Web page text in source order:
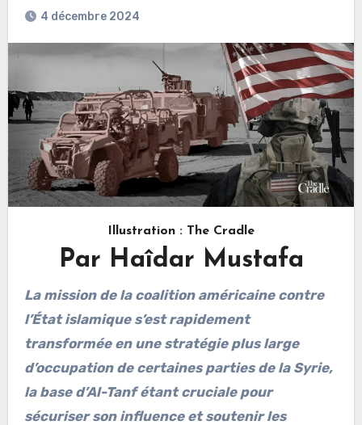
4 décembre 2024
Illustration : The Cradle
Par Haîdar Mustafa
La mission de la coalition américaine contre
l’État islamique s’est rapidement
transformée en une stratégie plus large
d’occupation de certaines parties de la Syrie,
la base d’Al-Tanf étant cruciale pour
sécuriser son influence et soutenir les